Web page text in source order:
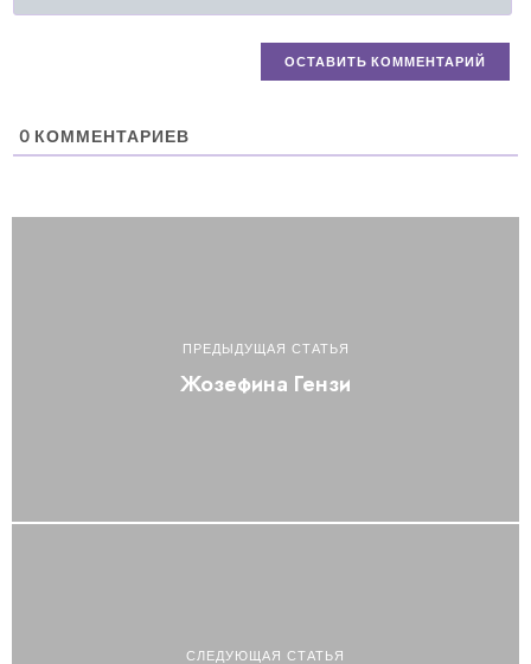
0 КОММЕНТАРИЕВ
ПРЕДЫДУЩАЯ СТАТЬЯ
Жозефина Гензи
СЛЕДУЮЩАЯ СТАТЬЯ